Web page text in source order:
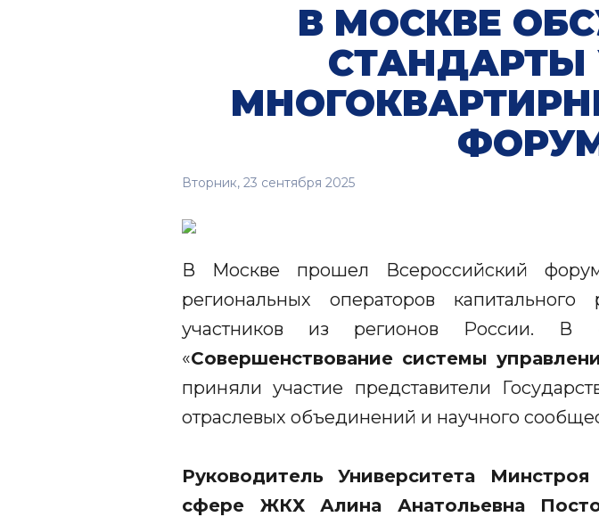
В МОСКВЕ
СТАНДАРТЫ
Вторник, 23 сентября 2025
В Москве прошел Всероссийский
региональных операторов
участников из регионов России. В
«Совершенствование системы
приняли участие представители
отраслевых объединений и научного
Руководитель Университета
сфере ЖКХ Алина Анатольевна